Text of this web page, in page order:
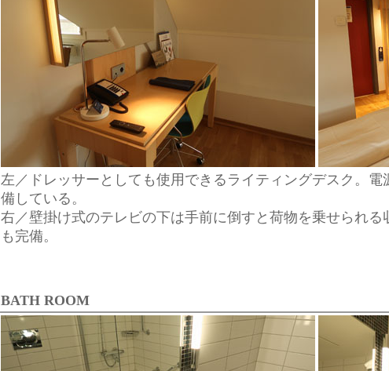
左／ドレッサーとしても使用できるライティングデスク。
備している。
右／壁掛け式のテレビの下は手前に倒すと荷物を乗せられ
も完備。
BATH ROOM